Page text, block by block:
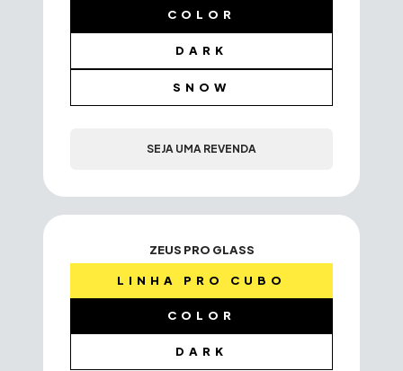
COLOR
DARK
SNOW
SEJA UMA REVENDA
ZEUS PRO GLASS
LINHA PRO CUBO
COLOR
DARK